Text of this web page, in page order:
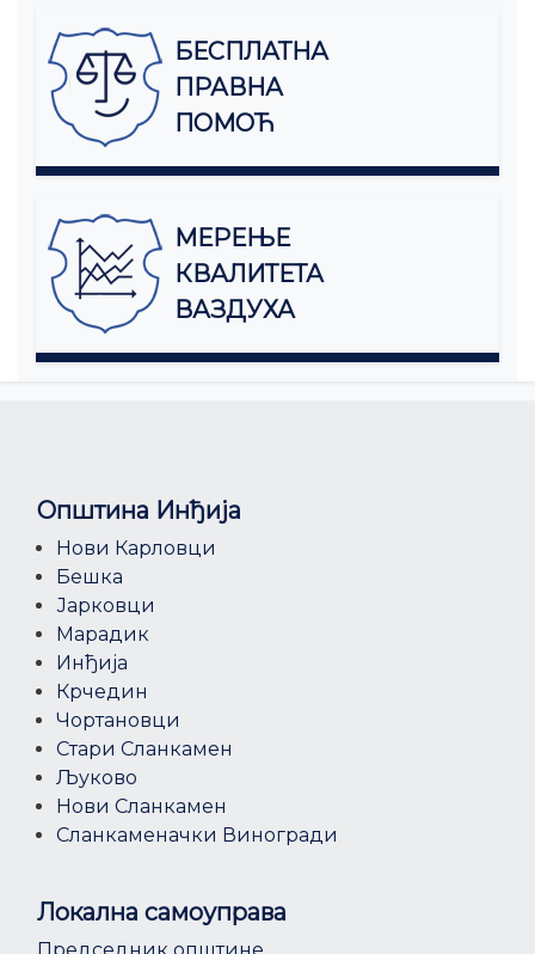
БЕСПЛАТНА
ПРАВНА
ПОМОЋ
МЕРЕЊЕ
КВАЛИТЕТА
ВАЗДУХА
Општина Инђија
Нови Карловци
Бешка
Јарковци
Марадик
Инђија
Крчедин
Чортановци
Стари Сланкамен
Љуково
Нови Сланкамен
Сланкаменачки Виногради
Локална самоуправа